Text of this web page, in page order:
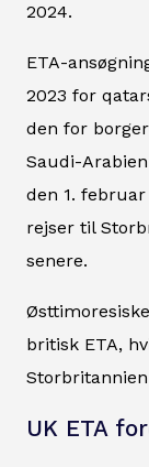
2024.
ETA-
2023 for
den for
Saudi-
den 1.
rejser til
senere.
britisk ETA,
UK ETA